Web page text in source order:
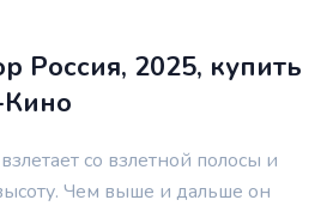
Россия, 2025, купить
со взлетной полосы и
Чем выше и дальше он